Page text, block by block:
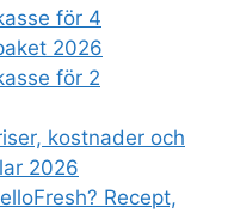
för 4
2026
för 2
kostnader och
2026
Recept,